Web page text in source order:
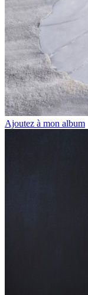
Ajoutez à mon album